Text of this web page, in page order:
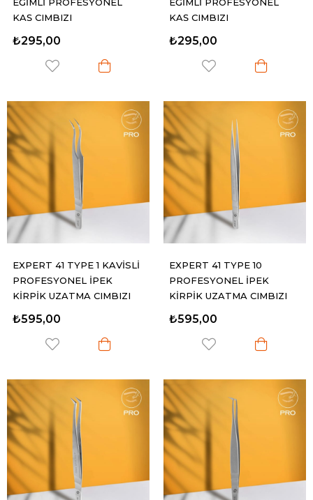
KAŞ CIMBIZI
₺295,00
KAŞ CIMBIZI
₺295,00
EXPERT 41 TYPE 1 KAVİSLİ
PROFESYONEL İPEK
KİRPİK UZATMA CIMBIZI
₺595,00
EXPERT 41 TYPE 10
PROFESYONEL İPEK
KİRPİK UZATMA CIMBIZI
₺595,00